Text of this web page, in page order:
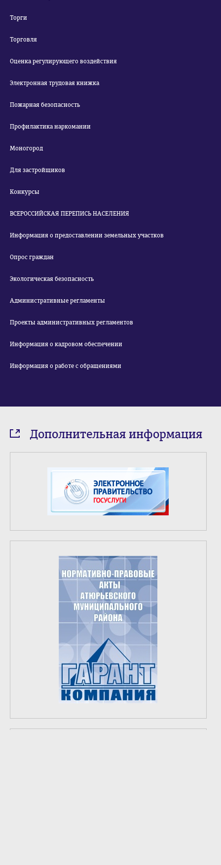
Торги
Торговля
Оценка регулирующего воздействия
Электронная трудовая книжка
Пожарная безопасность
Профилактика наркомании
Моногород
Для застройщиков
Конкурсы
ВСЕРОССИЙСКАЯ ПЕРЕПИСЬ НАСЕЛЕНИЯ
Информация о предоставлении земельных участков
Опрос граждан
Экологическая безопасность
Административные регламенты
Проекты административных регламентов
Информация о кадровом обеспечении
Информация о работе с обращениями
Дополнительная информация